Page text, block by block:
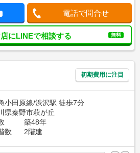
電話で問合せ
にLINEで相談する 無料
初期費用に注目
小田原線/渋沢駅 徒歩7分
県秦野市萩が丘
築48年
数
2階建